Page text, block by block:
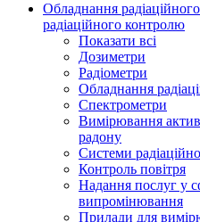
Обладнання
радіаційного контролю
Показати всі
Дозиметри
Радіометри
Обладнання
Спектрометри
Вимірювання
радону
Системи
Контроль повітря
Надання послуг у
випромінювання
Прилади для